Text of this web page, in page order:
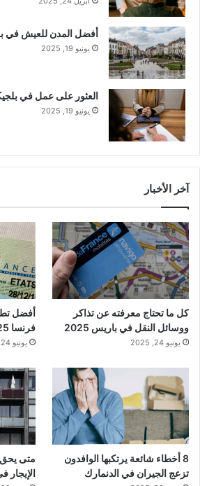
أفضل المدن للعيش في
يونيو 19, 2025
العثور على عمل في بلجيكا 2025
يونيو 19, 2025
آخر الأخبار
كل ما تحتاج معرفته عن تذاكر
ووسائل النقل في باريس 2025
يونيو 24, 2025
أفضل
فرنسا 2025
يونيو 24, 2025
8 أخطاء شائعة يرتكبها الوافدون
تزعج الجيران في الدنمارك
متى يحق
الإيجار